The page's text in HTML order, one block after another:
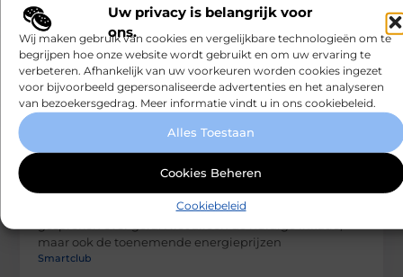
Uw privacy is belangrijk voor
ons.
Wij maken gebruik van cookies en vergelijkbare technologieën om te
begrijpen hoe onze website wordt gebruikt en om uw ervaring te
verbeteren. Afhankelijk van uw voorkeuren worden cookies ingezet
voor bijvoorbeeld gepersonaliseerde advertenties en het analyseren
van bezoekersgedrag. Meer informatie vindt u in ons cookiebeleid.
Alles Toestaan
Cookies Beheren
Cookiebeleid
Hoe kun je de energieprijsstijgingen
ontwijken?
Momenteel wordt er in de wandelgangen veel
gesproken over geld. Niet alleen de huidige inflatie,
maar ook de toenemende energieprijzen
Smartclub